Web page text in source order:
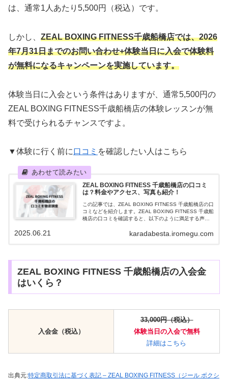
は、通常1人あたり5,500円（税込）です。
しかし、 ZEAL BOXING FITNESS千歳船橋店では、2026
年7月31日までのお問い合わせ+体験当日に入会で体験料
が無料になるキャンペーンを実施しています。
体験当日に入会という条件はありますが、通常5,500円の
ZEAL BOXING FITNESS千歳船橋店の体験レッスンが無
料で受けられるチャンスですよ。
▼体験に行く前に 口コミ を確認したい人はこちら
ZEAL BOXING FITNESS 千歳船橋店の口コミ
は？料金やアクセス、写真も紹介！
この記事では、ZEAL BOXING FITNESS 千歳船橋店の口
コミなどを紹介します。ZEAL BOXING FITNESS 千歳船
橋店の口コミを確認すると、以下のように満足する声が
karadabesta.iromegu.com
2025.06.21
ZEAL BOXING FITNESS 千歳船橋店の入会金
はいくら？
入会金（税込）
33,000円（税込）
体験当日の入会で無料
詳細はこちら
出典元:特定商取引法に基づく表記 – ZEAL BOXING FITNESS（ジール ボクシ